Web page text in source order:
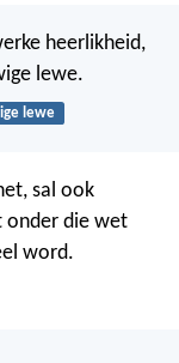
heerlikheid,
lewe.
lewe
sal ook
onder die wet
word.